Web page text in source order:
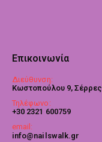
Επικοινωνία
Διεύθυνση:
Κωστοπούλου 9, Σέρρες
Τηλέφωνο:
+30 2321 600759
email:
info@nailswalk.gr